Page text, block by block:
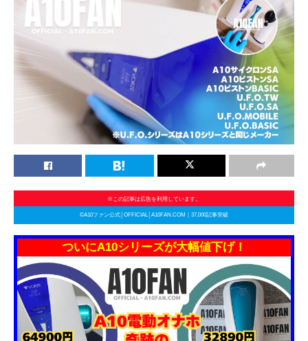
※この記事は広告を利用しています。
©A10ファン公式│OFFICIAL│A10FAN.COM｜37,000記事突破
ついにA10シリーズが大幅値下げ！